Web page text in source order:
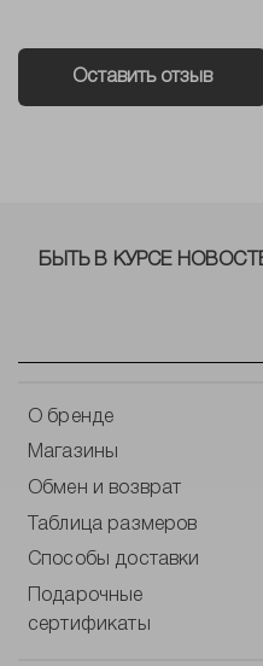
Оставить отзыв
О бренде
Магазины
Обмен и возврат
Таблица размеров
Способы доставки
Подарочные
сертификаты
БЫТЬ В КУРСЕ